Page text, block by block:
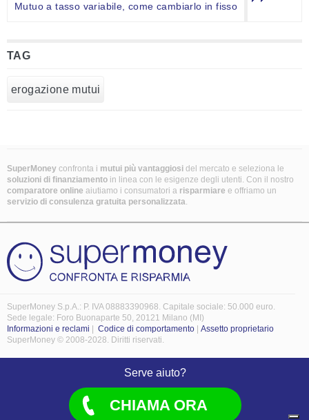
Mutuo a tasso variabile, come cambiarlo in fisso
TAG
erogazione mutui
SuperMoney confronta i mutui più vantaggiosi del mercato e seleziona le
soluzioni di finanziamento in linea con le esigenze degli utenti. Con il nostro
comparatore online aiutiamo i consumatori a risparmiare e offriamo un
servizio di consulenza gratuita personalizzata.
SuperMoney S.p.A.: P. IVA 08883390968. Capitale sociale: 50.000 euro.
Sede legale: Foro Buonaparte 50, 20121 Milano (MI)
Informazioni e reclami
Codice di comportamento
Assetto proprietario
SuperMoney © 2008-2028. Diritti riservati.
Serve aiuto?
CHIAMA ORA